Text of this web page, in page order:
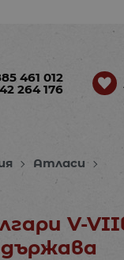
461 012
264 176
Атласи
V-